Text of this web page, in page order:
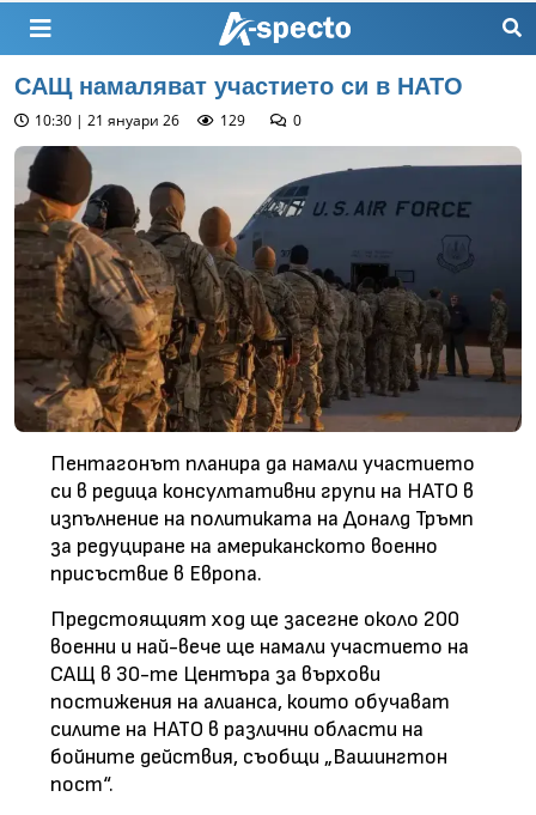
САЩ намаляват участието си в НАТО
10:30 | 21 януари 26 129 0
Пентагонът планира да намали участието
си в редица консултативни групи на НАТО в
изпълнение на политиката на Доналд Тръмп
за редуциране на американското военно
присъствие в Европа.
Предстоящият ход ще засегне около 200
военни и най-вече ще намали участието на
САЩ в 30-те Центъра за върхови
постижения на алианса, които обучават
силите на НАТО в различни области на
бойните действия, съобщи „Вашингтон
пост“.